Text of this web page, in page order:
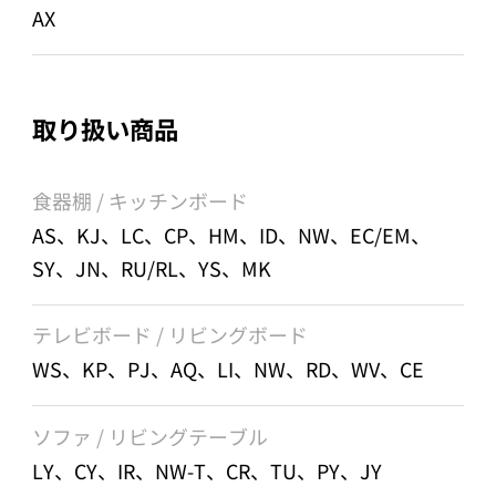
AX
取り扱い商品
食器棚 / キッチンボード
AS、KJ、LC、CP、HM、ID、NW、EC/EM、
SY、JN、RU/RL、YS、MK
テレビボード / リビングボード
WS、KP、PJ、AQ、LI、NW、RD、WV、CE
ソファ / リビングテーブル
LY、CY、IR、NW-T、CR、TU、PY、JY